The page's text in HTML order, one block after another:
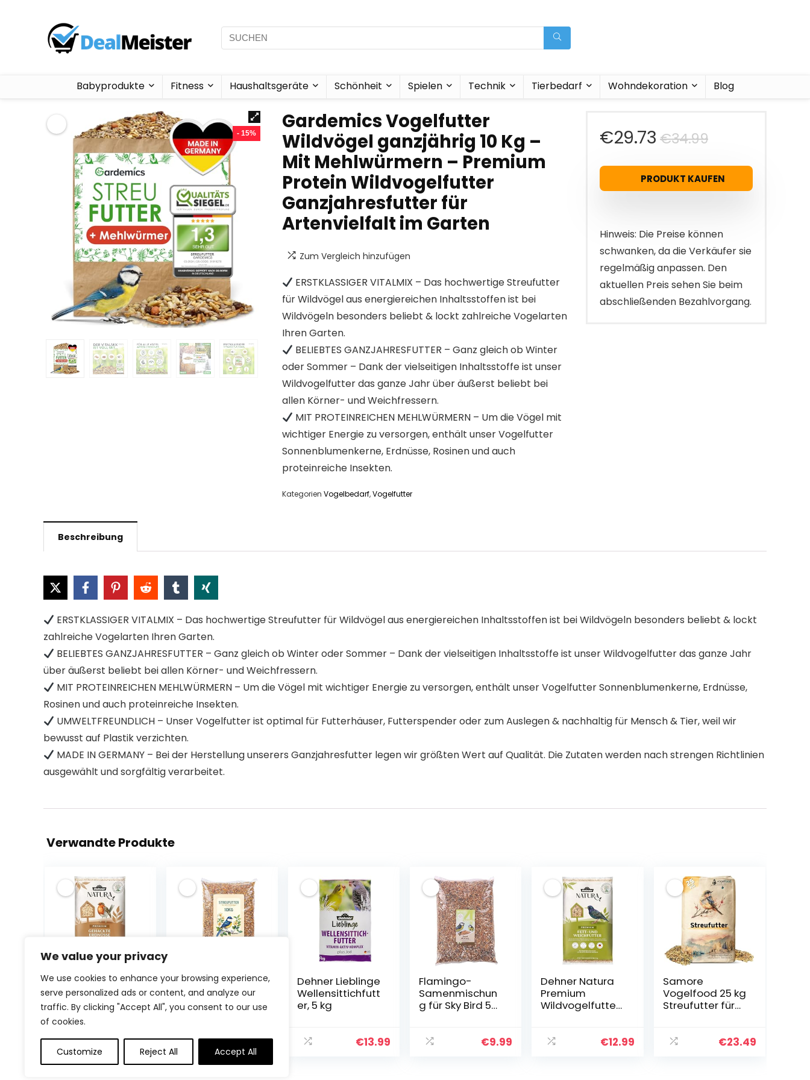
We value your privacy
We use cookies to enhance your browsing experience,
serve personalized ads or content, and analyze our
traffic. By clicking "Accept All", you consent to our use
of cookies.
Customize Reject All Accept All
Babyprodukte Fitness Haushaltsgeräte Schönheit Spielen Technik Tierbedarf Wohndekoration Blog
- 15%
Gardemics Vogelfutter
Wildvögel ganzjährig 10 Kg –
Mit Mehlwürmern – Premium
Protein Wildvogelfutter
Ganzjahresfutter für
Artenvielfalt im Garten
Zum Vergleich hinzufügen
ERSTKLASSIGER VITALMIX – Das hochwertige Streufutter
für Wildvögel aus energiereichen Inhaltsstoffen ist bei
Wildvögeln besonders beliebt & lockt zahlreiche Vogelarten
Ihren Garten.
BELIEBTES GANZJAHRESFUTTER – Ganz gleich ob Winter
oder Sommer – Dank der vielseitigen Inhaltsstoffe ist unser
Wildvogelfutter das ganze Jahr über äußerst beliebt bei
allen Körner- und Weichfressern.
MIT PROTEINREICHEN MEHLWÜRMERN – Um die Vögel mit
wichtiger Energie zu versorgen, enthält unser Vogelfutter
Sonnenblumenkerne, Erdnüsse, Rosinen und auch
proteinreiche Insekten.
Kategorien Vogelbedarf,Vogelfutter
€34.99
Preis
war:
€29.73
Aktueller
Preis
ist:
PRODUKT KAUFEN
Hinweis: Die Preise können
schwanken, da die Verkäufer sie
regelmäßig anpassen. Den
aktuellen Preis sehen Sie beim
abschließenden Bezahlvorgang.
Beschreibung
ERSTKLASSIGER VITALMIX – Das hochwertige Streufutter für Wildvögel aus energiereichen Inhaltsstoffen ist bei Wildvögeln besonders beliebt & lockt
zahlreiche Vogelarten Ihren Garten.
BELIEBTES GANZJAHRESFUTTER – Ganz gleich ob Winter oder Sommer – Dank der vielseitigen Inhaltsstoffe ist unser Wildvogelfutter das ganze Jahr
über äußerst beliebt bei allen Körner- und Weichfressern.
MIT PROTEINREICHEN MEHLWÜRMERN – Um die Vögel mit wichtiger Energie zu versorgen, enthält unser Vogelfutter Sonnenblumenkerne, Erdnüsse,
Rosinen und auch proteinreiche Insekten.
UMWELTFREUNDLICH – Unser Vogelfutter ist optimal für Futterhäuser, Futterspender oder zum Auslegen & nachhaltig für Mensch & Tier, weil wir
bewusst auf Plastik verzichten.
MADE IN GERMANY – Bei der Herstellung unserers Ganzjahresfutter legen wir größten Wert auf Qualität. Die Zutaten werden nach strengen Richtlinien
ausgewählt und sorgfältig verarbeitet.
Verwandte Produkte
Dehner Natura
Premium
Wildvogelfutter,
gehackte
Erdnüsse
schalenfrei,
Ganzjahresfutte
r proteinreich /
€ 6.49
Blumixx
Wildvogelfutter
10kg –
Winterfutter –
Fettfutter mit
Sonnenblumenk
€19.99
Dehner Lieblinge
Wellensittichfutt
er, 5 kg
€13.99
Flamingo-
Samenmischun
g für Sky Bird 5
€9.99
Dehner Natura
Premium
Wildvogelfutter,
Ganzjahresfutte
€12.99
Samore
Vogelfood 25 kg
Streufutter für
Zusammensetz
€23.49